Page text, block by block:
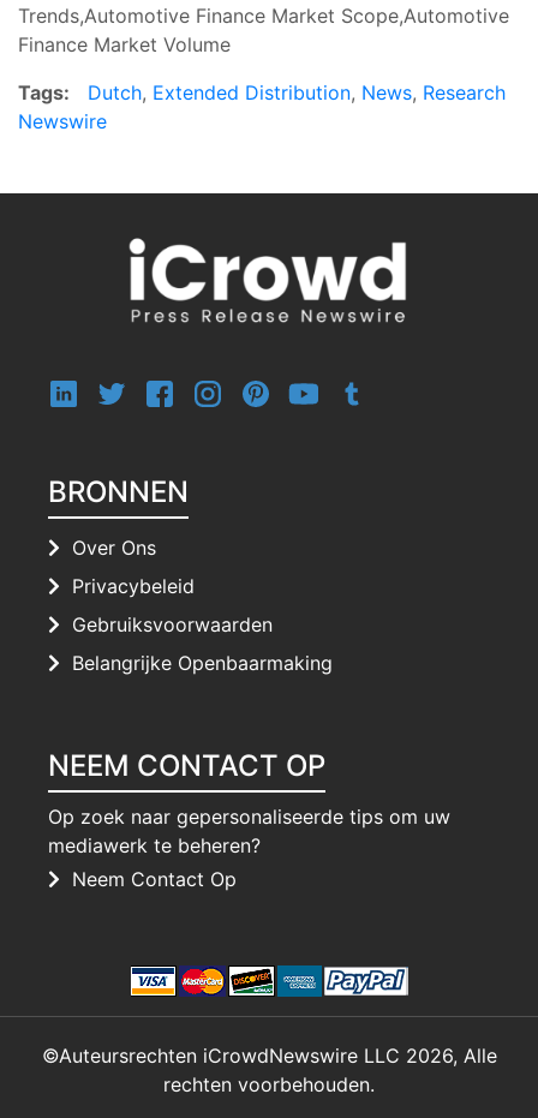
Trends,Automotive Finance Market Scope,Automotive
Finance Market Volume
Tags:
Dutch, Extended Distribution, News, Research
Newswire
BRONNEN
Over Ons
Privacybeleid
Gebruiksvoorwaarden
Belangrijke Openbaarmaking
NEEM CONTACT OP
Op zoek naar gepersonaliseerde tips om uw
mediawerk te beheren?
Neem Contact Op
©Auteursrechten iCrowdNewswire LLC 2026, Alle
rechten voorbehouden.